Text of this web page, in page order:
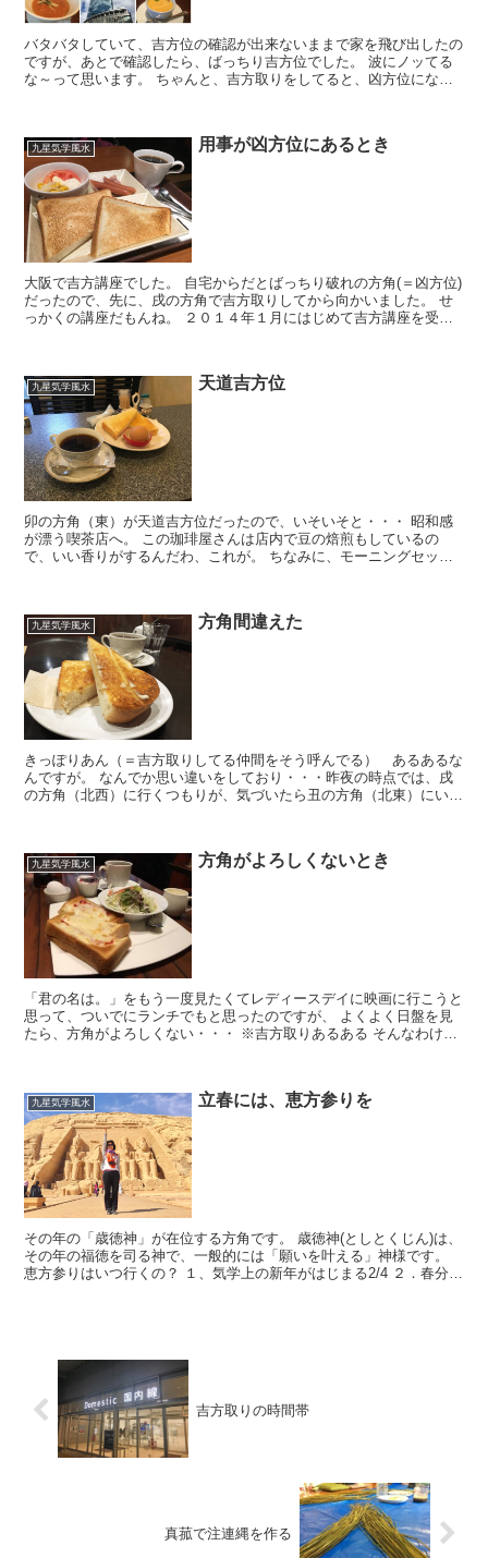
バタバタしていて、吉方位の確認が出来ないままで家を飛び出したの
ですが、あとで確認したら、ばっちり吉方位でした。 波にノッてる
な～って思います。 ちゃんと、吉方取りをしてると、凶方位になん
九星気学風水 用事が凶方位にあるとき
大阪で吉方講座でした。 自宅からだとばっちり破れの方角(＝凶方位)
だったので、先に、戌の方角で吉方取りしてから向かいました。 せ
っかくの講座だもんね。 ２０１４年１月にはじめて吉方講座を受け
九星気学風水 天道吉方位
卯の方角（東）が天道吉方位だったので、いそいそと・・・ 昭和感
が漂う喫茶店へ。 この珈琲屋さんは店内で豆の焙煎もしているの
で、いい香りがするんだわ、これが。 ちなみに、モーニングセット
九星気学風水 方角間違えた
きっぽりあん（＝吉方取りしてる仲間をそう呼んでる） あるあるな
んですが。 なんでか思い違いをしており・・・昨夜の時点では、戌
の方角（北西）に行くつもりが、気づいたら丑の方角（北東）にい
九星気学風水 方角がよろしくないとき
「君の名は。」をもう一度見たくてレディースデイに映画に行こうと
思って、ついでにランチでもと思ったのですが、 よくよく日盤を見
たら、方角がよろしくない・・・ ※吉方取りあるある そんなわけ
九星気学風水 立春には、恵方参りを
その年の「歳徳神」が在位する方角です。 歳徳神(としとくじん)は、
その年の福徳を司る神で、一般的には「願いを叶える」神様です。
恵方参りはいつ行くの？ １、気学上の新年がはじまる2/4 ２．春分、
吉方取りの時間帯
真菰で注連縄を作る